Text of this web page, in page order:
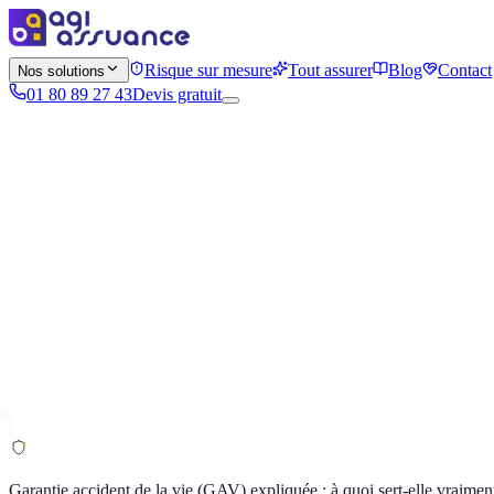
Nos solutions Risque sur mesure Tout assurer Blog
Contact
01 80 89 27 43Devis gratuit
Garantie accident de la vie (GAV) expliquée : à quoi sert-elle